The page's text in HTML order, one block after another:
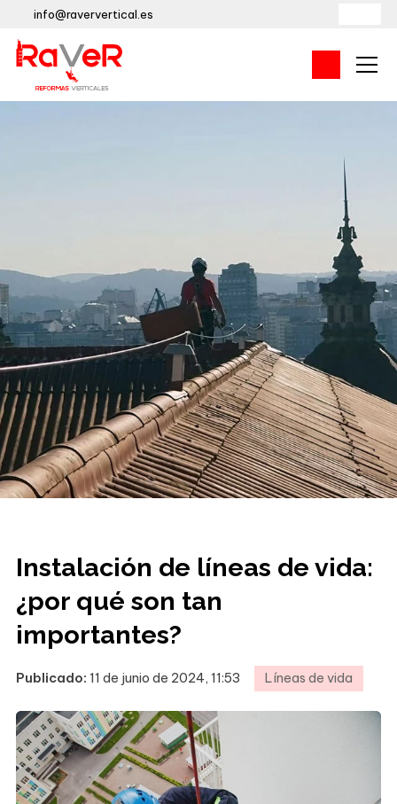
info@raververtical.es
Instalación de líneas de vida:
¿por qué son tan
importantes?
Publicado: 11 de junio de 2024, 11:53 Líneas de vida